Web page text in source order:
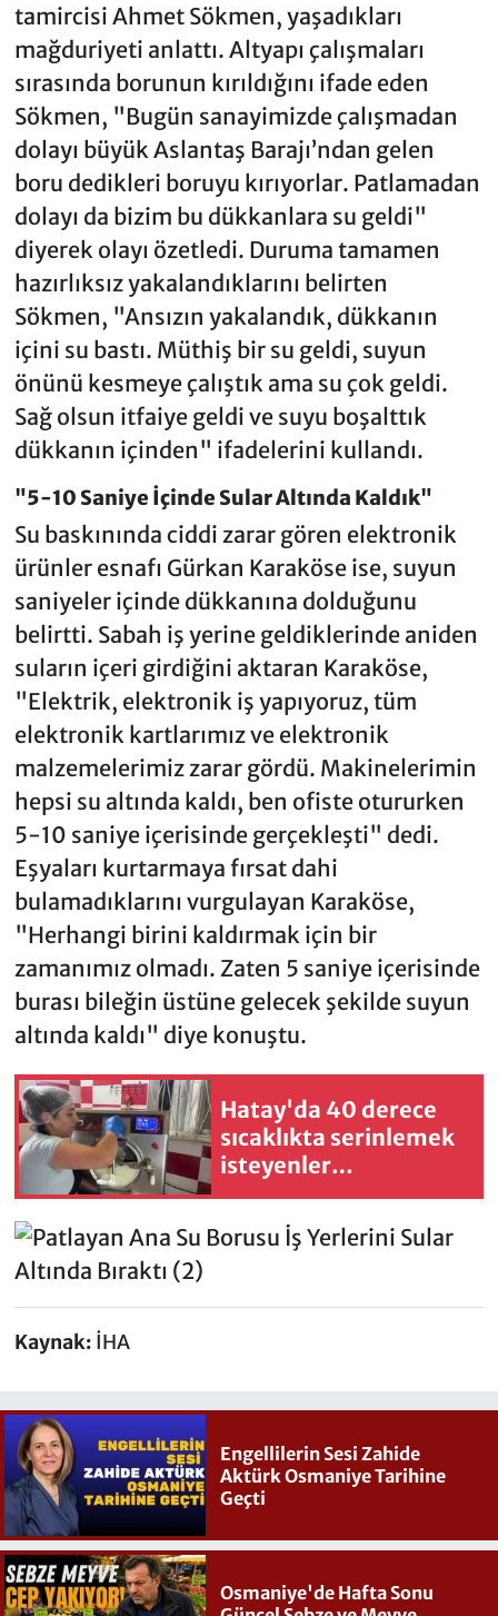
tamircisi Ahmet Sökmen, yaşadıkları
mağduriyeti anlattı. Altyapı çalışmaları
sırasında borunun kırıldığını ifade eden
Sökmen, "Bugün sanayimizde çalışmadan
dolayı büyük Aslantaş Barajı’ndan gelen
boru dedikleri boruyu kırıyorlar. Patlamadan
dolayı da bizim bu dükkanlara su geldi"
diyerek olayı özetledi. Duruma tamamen
hazırlıksız yakalandıklarını belirten
Sökmen, "Ansızın yakalandık, dükkanın
içini su bastı. Müthiş bir su geldi, suyun
önünü kesmeye çalıştık ama su çok geldi.
Sağ olsun itfaiye geldi ve suyu boşalttık
dükkanın içinden" ifadelerini kullandı.
"5-10 Saniye İçinde Sular Altında Kaldık"
Su baskınında ciddi zarar gören elektronik
ürünler esnafı Gürkan Karaköse ise, suyun
saniyeler içinde dükkanına dolduğunu
belirtti. Sabah iş yerine geldiklerinde aniden
suların içeri girdiğini aktaran Karaköse,
"Elektrik, elektronik iş yapıyoruz, tüm
elektronik kartlarımız ve elektronik
malzemelerimiz zarar gördü. Makinelerimin
hepsi su altında kaldı, ben ofiste otururken
5-10 saniye içerisinde gerçekleşti" dedi.
Eşyaları kurtarmaya fırsat dahi
bulamadıklarını vurgulayan Karaköse,
"Herhangi birini kaldırmak için bir
zamanımız olmadı. Zaten 5 saniye içerisinde
burası bileğin üstüne gelecek şekilde suyun
altında kaldı" diye konuştu.
Hatay'da 40 derece
sıcaklıkta serinlemek
isteyenler
dondurmayı tercih
ediyor
Kaynak: İHA
Engellilerin Sesi Zahide
Aktürk Osmaniye Tarihine
Geçti
Osmaniye'de Hafta Sonu